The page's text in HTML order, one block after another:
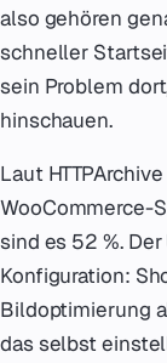
also gehören
schneller
sein Problem
hinschauen.
Laut
WooCommerce-
sind es 52 %.
Konfiguration:
Bildoptimierung
das selbst